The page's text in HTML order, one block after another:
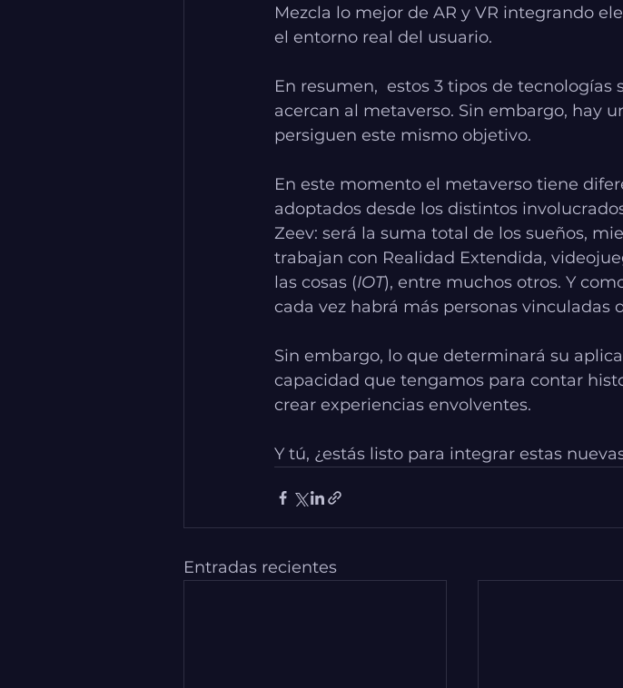
Mezcla lo mejor de AR y VR integrando
el entorno real del usuario.
En resumen,  estos 3 tipos de
acercan al metaverso. Sin embargo, hay
persiguen este mismo objetivo.
En este momento el metaverso tiene
adoptados desde los distintos
Zeev: será la suma total de los sueños,
trabajan con Realidad Extendida,
las cosas (IOT), entre muchos otros. Y
cada vez habrá más personas vinculadas
Sin embargo, lo que determinará su
capacidad que tengamos para contar
crear experiencias envolventes.
Y tú, ¿estás listo para integrar estas
Entradas recientes